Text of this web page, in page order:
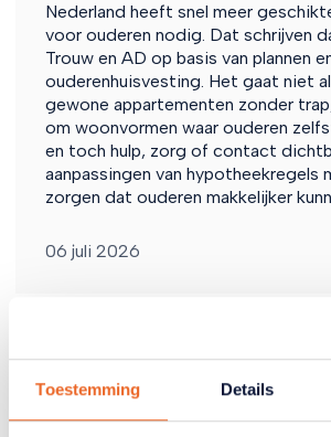
Toestemming Details
Nederland heeft snel meer
voor ouderen nodig. Dat schrijven
Trouw en AD op basis van plannen
ouderenhuisvesting. Het gaat niet
gewone appartementen zonder
om woonvormen waar ouderen
en toch hulp, zorg of contact
aanpassingen van hypotheekregels
zorgen dat ouderen makkelijker
06 juli 2026